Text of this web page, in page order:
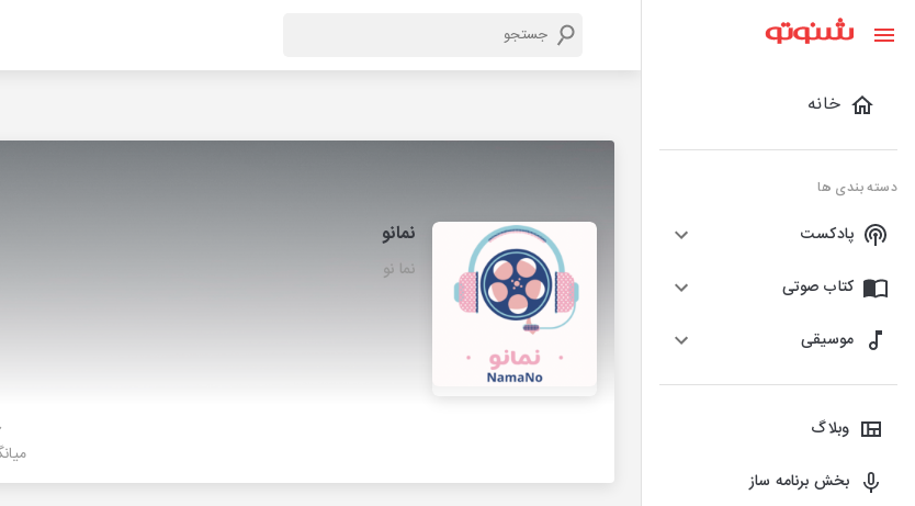
خانه
دسته بندی ها
پادکست
کتاب صوتی
موسیقی
وبلاگ
بخش برنامه ساز
نمانو
نما نو